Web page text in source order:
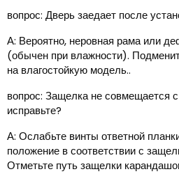
вопрос: Дверь заедает после
А: Вероятно, неровная рама или
(обычен при влажности).
на влагостойкую модель..
вопрос: Защелка не совмещается
исправьте?
А: Ослабьте винты ответной
положение в соответствии с
Отметьте путь защелки